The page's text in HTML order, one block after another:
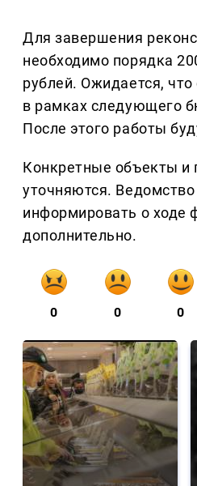
Для завершения
необходимо порядка
рублей. Ожидается, что
в рамках следующего
После этого работы
Конкретные объекты и
уточняются.
информировать о ходе
дополнительно.
0 0 0